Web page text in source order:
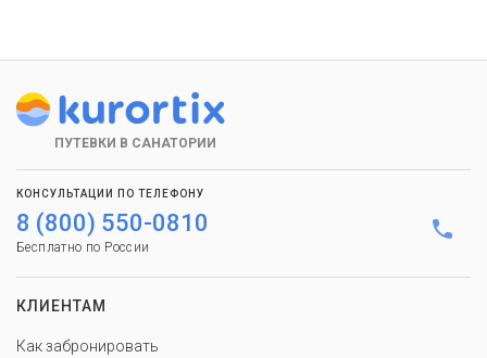
ПУТЕВКИ В САНАТОРИИ
КОНСУЛЬТАЦИИ ПО ТЕЛЕФОНУ
8 (800) 550-0810
Бесплатно по России
КЛИЕНТАМ
Как забронировать